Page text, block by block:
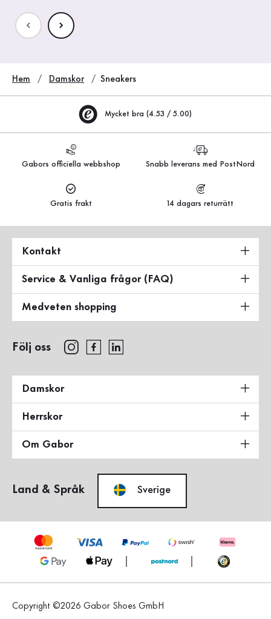
Hem Damskor Sneakers
Mycket bra (4.53 / 5.00)
Gabors officiella webbshop Snabb leverans med PostNord
Gratis frakt 14 dagars returrätt
Kontakt
Service & Vanliga frågor (FAQ)
Medveten shopping
Följ oss
Damskor
Herrskor
Om Gabor
Land & Språk Sverige
Copyright ©2026 Gabor Shoes GmbH